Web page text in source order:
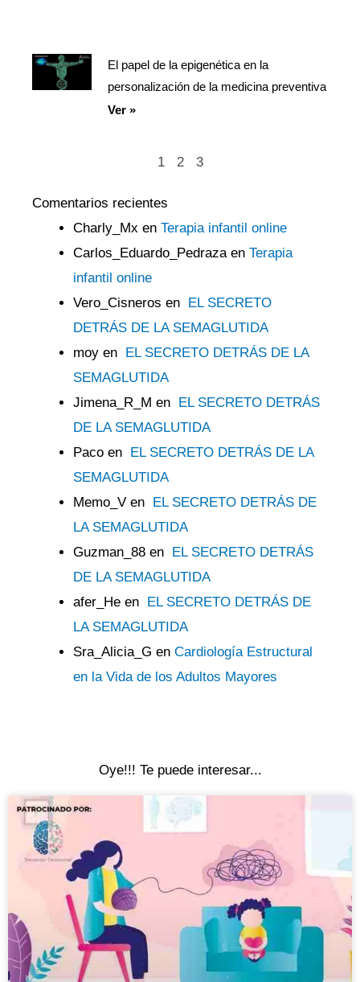
El papel de la epigenética en la
personalización de la medicina preventiva
Ver »
1 2 3
Comentarios recientes
Charly_Mx en Terapia infantil online
Carlos_Eduardo_Pedrazaen Terapia
infantil online
Vero_Cisneros en EL SECRETO
DETRÁS DE LA SEMAGLUTIDA
moy en EL SECRETO DETRÁS DE LA
SEMAGLUTIDA
Jimena_R_M en EL SECRETO DETRÁS
DE LA SEMAGLUTIDA
Paco en EL SECRETO DETRÁS DE LA
SEMAGLUTIDA
Memo_V en EL SECRETO DETRÁS DE
LA SEMAGLUTIDA
Guzman_88 en EL SECRETO DETRÁS
DE LA SEMAGLUTIDA
afer_He en EL SECRETO DETRÁS DE
LA SEMAGLUTIDA
Sra_Alicia_G en Cardiología Estructural
en la Vida de los Adultos Mayores
Oye!!! Te puede interesar...